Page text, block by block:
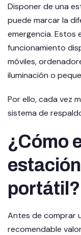
Disponer de una
puede marcar la
emergencia. Estos
funcionamiento
móviles,
iluminación o
Por ello, cada vez
sistema de
¿Cómo
portátil?
Antes de comprar
recomendable